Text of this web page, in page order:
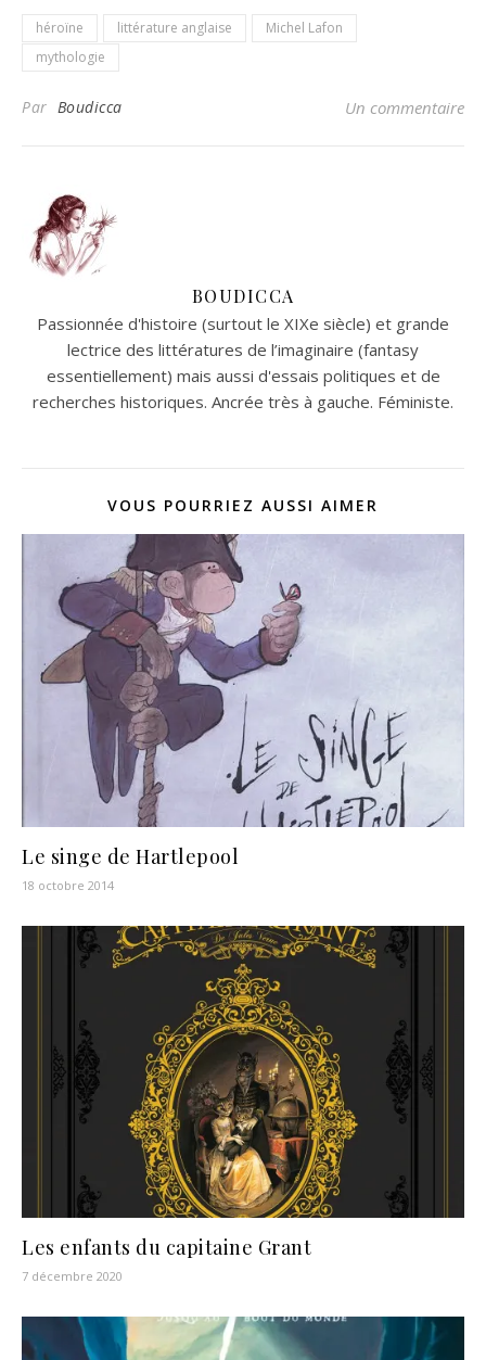
héroïne littérature anglaise
Michel Lafon
mythologie
Par Boudicca Un commentaire
BOUDICCA
Passionnée d'histoire (surtout le XIXe siècle) et grande
lectrice des littératures de l’imaginaire (fantasy
essentiellement) mais aussi d'essais politiques et de
recherches historiques. Ancrée très à gauche. Féministe.
VOUS POURRIEZ AUSSI AIMER
Le singe de Hartlepool
18 octobre 2014
Les enfants du capitaine Grant
7 décembre 2020